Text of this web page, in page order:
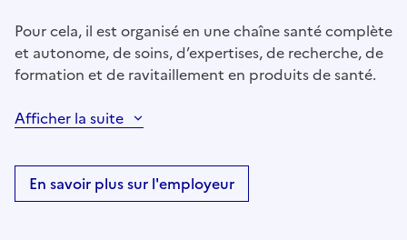
Pour cela, il est organisé en une chaîne santé complète
et autonome, de soins, d’expertises, de recherche, de
formation et de ravitaillement en produits de santé.
Afficher la suite
En savoir plus sur l'employeur